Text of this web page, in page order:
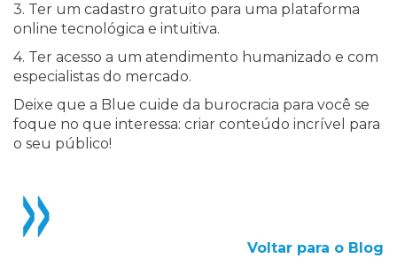
3. Ter um cadastro gratuito para uma plataforma
online tecnológica e intuitiva.
4. Ter acesso a um atendimento humanizado e com
especialistas do mercado.
Deixe que a Blue cuide da burocracia para você se
foque no que interessa: criar conteúdo incrível para
o seu público!
Voltar para o Blog